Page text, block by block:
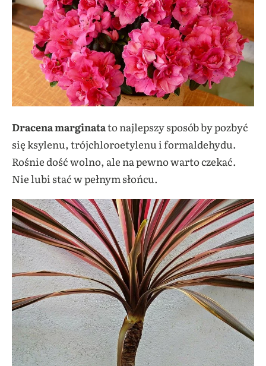
Dracena marginatato najlepszy sposóbby pozbyć
się ksylenu, trójchloroetylenu i formaldehydu.
Rośnie dość wolno, ale na pewno warto czekać.
Nie lubi stać w pełnym słońcu.